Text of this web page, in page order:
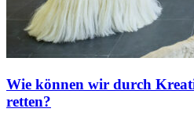
Wie können wir durch
retten?